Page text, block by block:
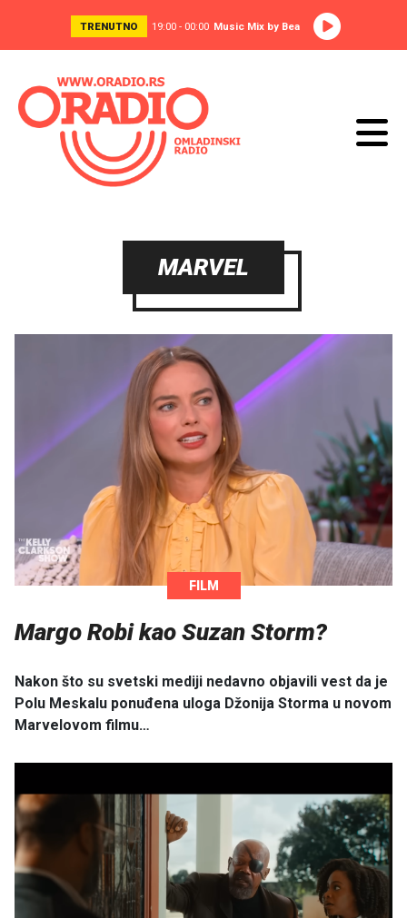
TRENUTNO 19:00 - 00:00 Music Mix by Bea
MARVEL
FILM
Margo Robi kao Suzan Storm?
Nakon što su svetski mediji nedavno objavili vest da je
Polu Meskalu ponuđena uloga Džonija Storma u novom
Marvelovom filmu…